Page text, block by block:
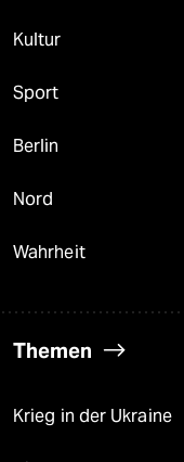
Kultur
Sport
Berlin
Nord
Wahrheit
Themen
Krieg in der Ukraine